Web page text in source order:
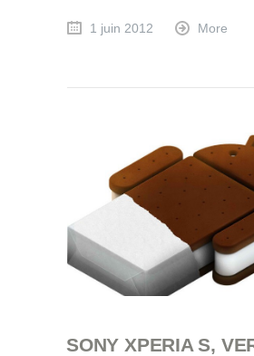
1 juin 2012 More
SONY XPERIA S,